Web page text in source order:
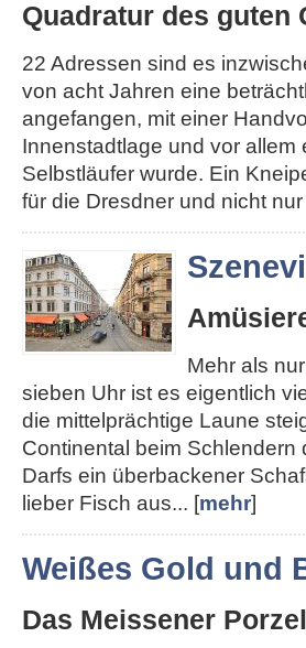
Quadratur des guten
22 Adressen sind es
von acht Jahren eine
angefangen, mit einer
Innenstadtlage und vor
Selbstläufer wurde. Ein
für die Dresdner und nicht
Mehr als
sieben Uhr ist es eigentlich
die mittelprächtige Laune
Continental beim
Darfs ein überbackener
lieber Fisch aus... [mehr]
Weißes Gold und
Das Meissener